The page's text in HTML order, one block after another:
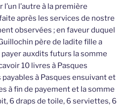
l’autre à la première
après les services de nostre
observées ; en faveur duquel
père de ladite fille a
payer auxdits futurs la somme
10 livres à Pasques
à Pasques ensuivant et
à fin de payement et la somme
6 draps de toile, 6 serviettes, 6